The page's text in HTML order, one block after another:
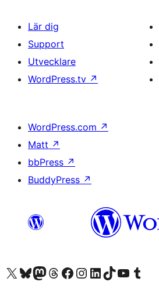
Lär dig
Support
Utvecklare
WordPress.tv ↗
WordPress.com ↗
Matt ↗
bbPress ↗
BuddyPress ↗
Besök vår X-konto (f.d. Twitter)
Besök vårt Bluesky-konto
Besök vårt Mastodon-konto
Besök vårt Thread-konto
Besök vår Facebook-sidaBesök vårt Instagram-konto
Besök vårt LinkedIn-konto
Besök vårt TikTok-konto
Besök vår YouTube-kanalBesök vårt Tumblr-konto